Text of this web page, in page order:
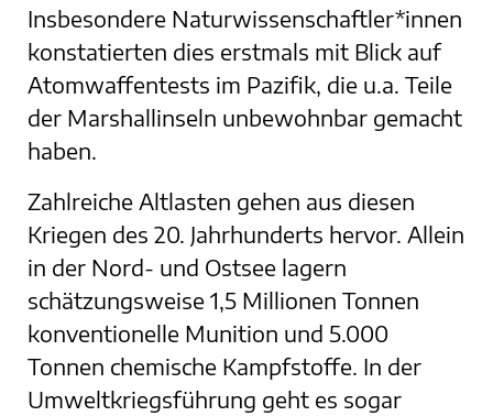
Insbesondere Naturwissenschaftler*innen
konstatierten dies erstmals mit Blick auf
Atomwaffentests im Pazifik, die u.a. Teile
der Marshallinseln unbewohnbar gemacht
haben.
Zahlreiche Altlasten gehen aus diesen
Kriegen des 20. Jahrhunderts hervor. Allein
in der Nord- und Ostsee lagern
schätzungsweise 1,5 Millionen Tonnen
konventionelle Munition und 5.000
Tonnen chemische Kampfstoffe. In der
Umweltkriegsführung geht es sogar